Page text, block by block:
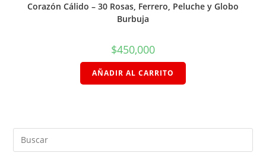
Corazón Cálido – 30 Rosas, Ferrero, Peluche y Globo
Burbuja
$450,000
AÑADIR AL CARRITO